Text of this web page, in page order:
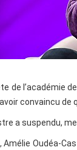
de l’académie
convaincu de
a suspendu,
Amélie Oudéa-